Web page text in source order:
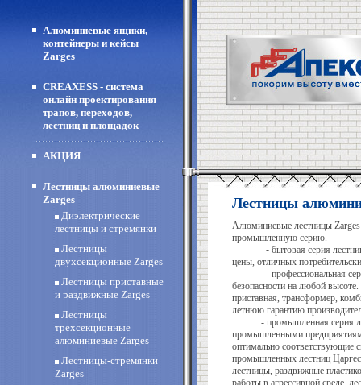
Алюминиевые ящики,
контейнеры и кейсы
Zarges
CREAXESS - система
онлайн проектирования
трапов, переходов,
лестниц и площадок
АКЦИЯ
Лестницы алюминиевые
Zarges
Диэлектрические
лестницы и стремянки
Лестницы
двухсекционные Zarges
Лестницы приставные
и раздвижные Zarges
Лестницы
трехсекционные
алюминиевые Zarges
Лестницы-стремянки
Zarges
Лестницы
Алюминиевые лестницы
промышленную серию.
- бытовая серия лестниц
цены, отличных
- профессиональная серия
безопасности на любой
приставная, трансформер,
летнюю гарантию
- промышленная серия
промышленными
оптимально соответствующие
промышленных лестниц
лестницы, раздвижные
работы в агрессивной среде,